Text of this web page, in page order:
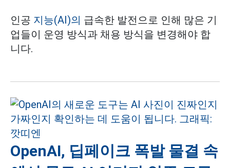
인공 지능(AI)의 급속한 발전으로 인해 많은 기
업들이 운영 방식과 채용 방식을 변경해야 합
니다.
OpenAI, 딥페이크 폭발 물결 속